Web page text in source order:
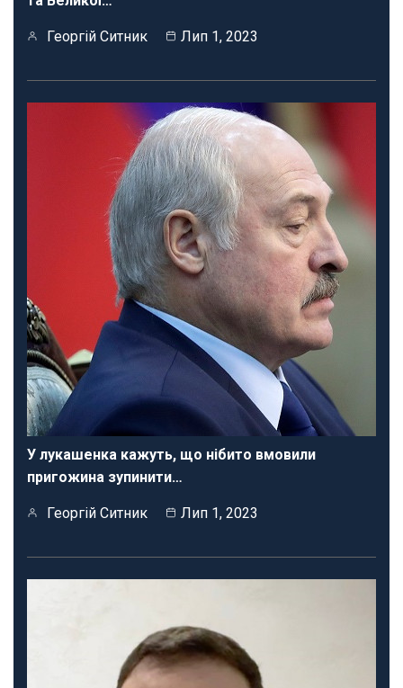
Георгій Ситник Лип 1, 2023
У лукашенка кажуть, що нібито вмовили
пригожина зупинити…
Георгій Ситник Лип 1, 2023